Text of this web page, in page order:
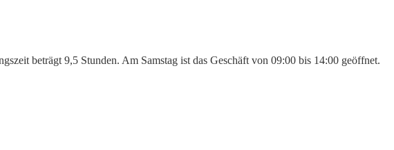
beträgt 9,5 Stunden. Am Samstag ist das Geschäft von 09:00 bis 14:00 geöffnet.